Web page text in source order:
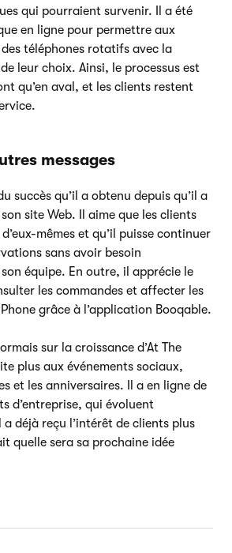
qui pourraient survenir. Il a été
en ligne pour permettre aux
téléphones rotatifs avec la
leur choix. Ainsi, le processus est
qu’en aval, et les clients restent
messages
succès qu’il a obtenu depuis qu’il a
site Web. Il aime que les clients
mêmes et qu’il puisse continuer
sans avoir besoin
équipe. En outre, il apprécie le
les commandes et affecter les
grâce à l’application Booqable.
sur la croissance d’At The
plus aux événements sociaux,
et les anniversaires. Il a en ligne de
d’entreprise, qui évoluent
déjà reçu l’intérêt de clients plus
quelle sera sa prochaine idée